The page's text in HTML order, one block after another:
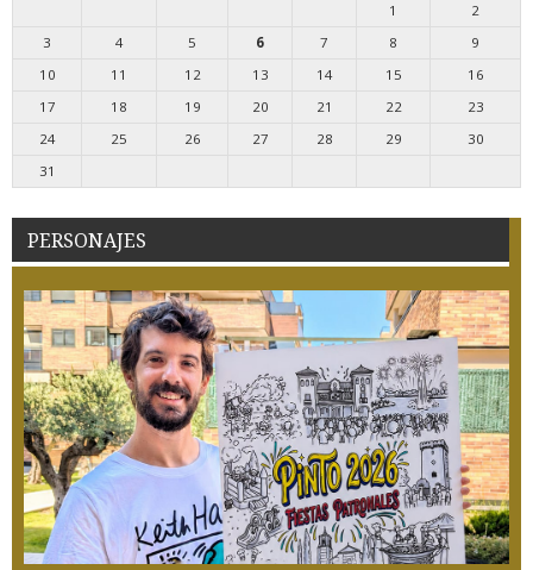
1
2
3
4 5 6 7 8
9
10
11 12 13 14 15
16
17
18 19 20 21 22
23
24
25 26 27 28 29
30
31
PERSONAJES